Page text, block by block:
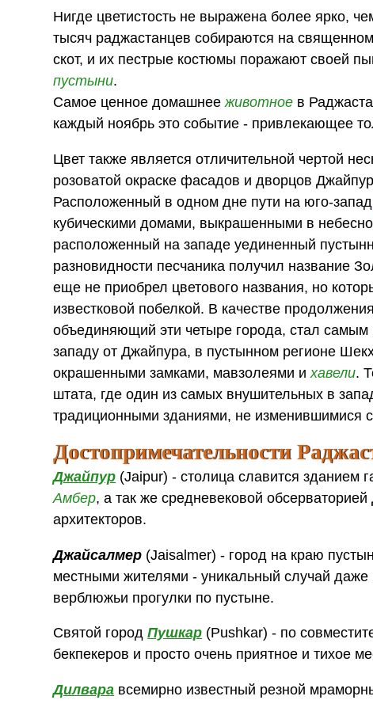
Нигде цветистость не выражена более ярко,
тысяч раджастанцев собираются на
скот, и их пестрые костюмы поражают своей
пустыни.
Самое ценное домашнееживотное в
каждый ноябрь это событие - привлекающее
Цвет также является отличительной чертой
розоватой окраске фасадов и дворцов
Расположенный в одном дне пути на юго-
кубическими домами, выкрашенными в
расположенный на западе уединенный
разновидности песчаника получил название
еще не приобрел цветового названия, но
известковой побелкой. В качестве
объединяющий эти четыре города, стал
западу от Джайпура, в пустынном регионе
окрашенными замками, мавзолеями ихавели.
штата, где один из самых внушительных в
традиционными зданиями, не изменившимися
Достопримечательности
Джайпур (Jaipur) - столица славится зданием
Амбер, а так же средневековой
архитекторов.
Джайсалмер (Jaisalmer) - город на краю
местными жителями - уникальный случай
верблюжьи прогулки по пустыне.
Святой городПушкар (Pushkar) - по
бекпекеров и просто очень приятное и тихое
Дилвара всемирно известный резной